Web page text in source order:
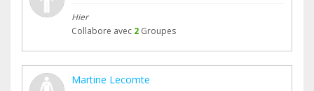
Hier
Collabore avec 2 Groupes
Martine Lecomte